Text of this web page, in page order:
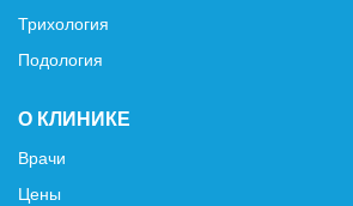
Трихология
Подология
О КЛИНИКЕ
Врачи
Цены